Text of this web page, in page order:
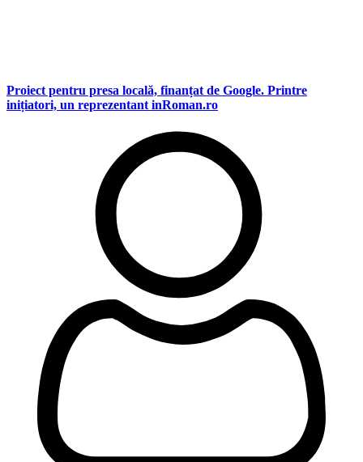
Proiect pentru presa locală, finanțat de Google. Printre
inițiatori, un reprezentant inRoman.ro